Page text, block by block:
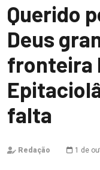
Querido
Deus
fronteira
falta
Redação 1 de